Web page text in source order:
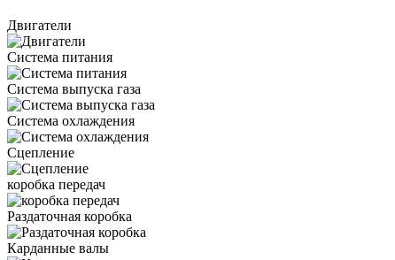
Двигатели
Система питания
Система выпуска газа
Система охлаждения
Сцепление
коробка передач
Раздаточная коробка
Карданные валы